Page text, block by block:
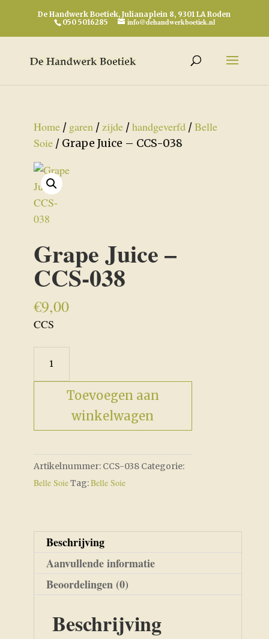
De Handwerk Boetiek, Julianaplein 8, 9301 LA Roden
050 5016285
info@dehandwerkboetiek.nl
Home/ garen/zijde/handgeverfd/Belle
Soie/ Grape Juice – CCS-038
Grape Juice –
CCS-038
€9,00
CCS
Juice
Toevoegen aan
winkelwagen
Artikelnummer: CCS-038 Categorie:
Belle SoieTag:Belle Soie
Beschrijving
Aanvullende informatie
Beoordelingen (0)
Beschrijving